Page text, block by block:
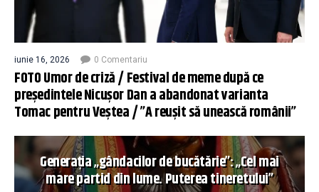
iunie 16, 2026 0 Comentariu
FOTO Umor de criză / Festival de meme după ce
președintele Nicușor Dan a abandonat varianta
Tomac pentru Veștea / ”A reușit să unească românii”
Generația „gândacilor de bucătărie”: „Cel mai
mare partid din lume. Puterea tineretului”